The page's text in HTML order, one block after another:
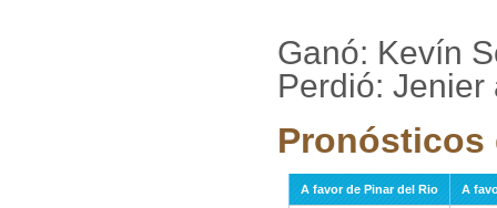
Ganó: Kevín
Perdió:
Pronósticos
A favor de Pinar del Rio
A